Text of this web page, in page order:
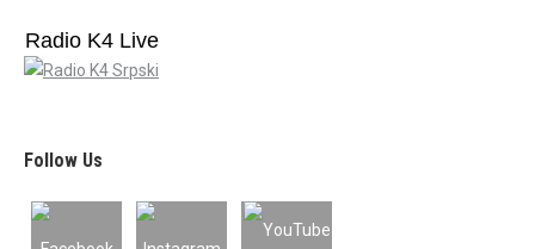
Radio K4 Live
Follow Us